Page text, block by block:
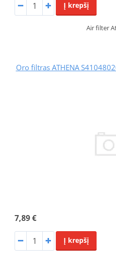
Į krepšį
Air filter
Oro filtras ATHENA
7,89 €
Į krepšį